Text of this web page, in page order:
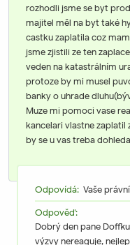
rozhodli jsme se byt
majitel měl na byt také
castku zaplatila coz
jsme zjistili ze ten
veden na katastrálním
protoze by mi musel
banky o uhrade
Muze mi pomoci vase
kancelari vlastne zaplatil
by se u vas treba
Odpovídá: Vaše
Odpověď:
Dobrý den pane
výzvy nereaguje,